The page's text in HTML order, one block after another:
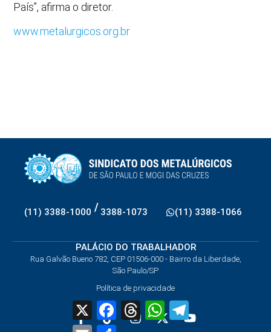
País”, afirma o diretor.
www.metalurgicos.org.br
(11) 3388-1000 / 3388-1073 (11) 3388-1066
PALÁCIO DO TRABALHADOR
Rua Galvão Bueno 782, CEP 01506-000 - Bairro da Liberdade,
São Paulo/SP
Política de privacidade
X FacebookThreadsWhatsApp
Email